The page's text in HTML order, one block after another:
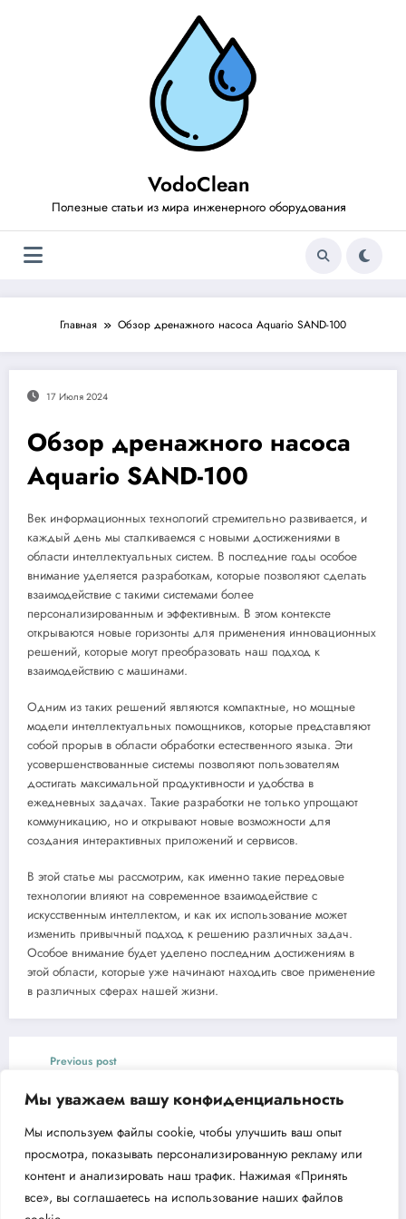
Мы уважаем вашу конфиденциальность
Мы используем файлы cookie, чтобы улучшить ваш опыт
просмотра, показывать персонализированную рекламу или
контент и анализировать наш трафик. Нажимая «Принять
все», вы соглашаетесь на использование наших файлов
VodoClean
Полезные статьи из мира инженерного оборудования
Главная Обзор дренажного насоса Aquario SAND-100
17 Июля 2024
Обзор дренажного насоса
Aquario SAND-100
Век информационных технологий стремительно развивается, и
каждый день мы сталкиваемся с новыми достижениями в
области интеллектуальных систем. В последние годы особое
внимание уделяется разработкам, которые позволяют сделать
взаимодействие с такими системами более
персонализированным и эффективным. В этом контексте
открываются новые горизонты для применения инновационных
решений, которые могут преобразовать наш подход к
взаимодействию с машинами.
Одним из таких решений являются компактные, но мощные
модели интеллектуальных помощников, которые представляют
собой прорыв в области обработки естественного языка. Эти
усовершенствованные системы позволяют пользователям
достигать максимальной продуктивности и удобства в
ежедневных задачах. Такие разработки не только упрощают
коммуникацию, но и открывают новые возможности для
создания интерактивных приложений и сервисов.
В этой статье мы рассмотрим, как именно такие передовые
технологии влияют на современное взаимодействие с
искусственным интеллектом, и как их использование может
изменить привычный подход к решению различных задач.
Особое внимание будет уделено последним достижениям в
этой области, которые уже начинают находить свое применение
в различных сферах нашей жизни.
Previous post
ESB-460-0
Next post
Обзор скважинного насоса Aquario ASP1E-55